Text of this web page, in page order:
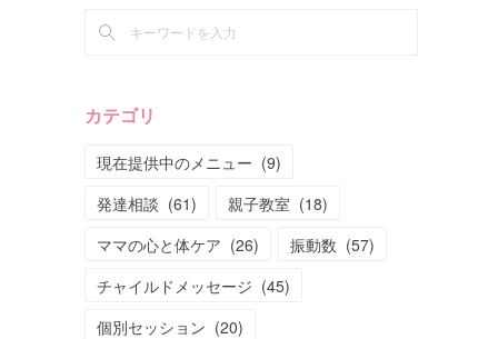
カテゴリ
現在提供中のメニュー (9)
発達相談 (61) 親子教室 (18)
ママの心と体ケア (26) 振動数 (57)
チャイルドメッセージ (45)
個別セッション (20)